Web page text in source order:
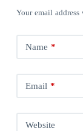
Your email
Name *
Email*
Website